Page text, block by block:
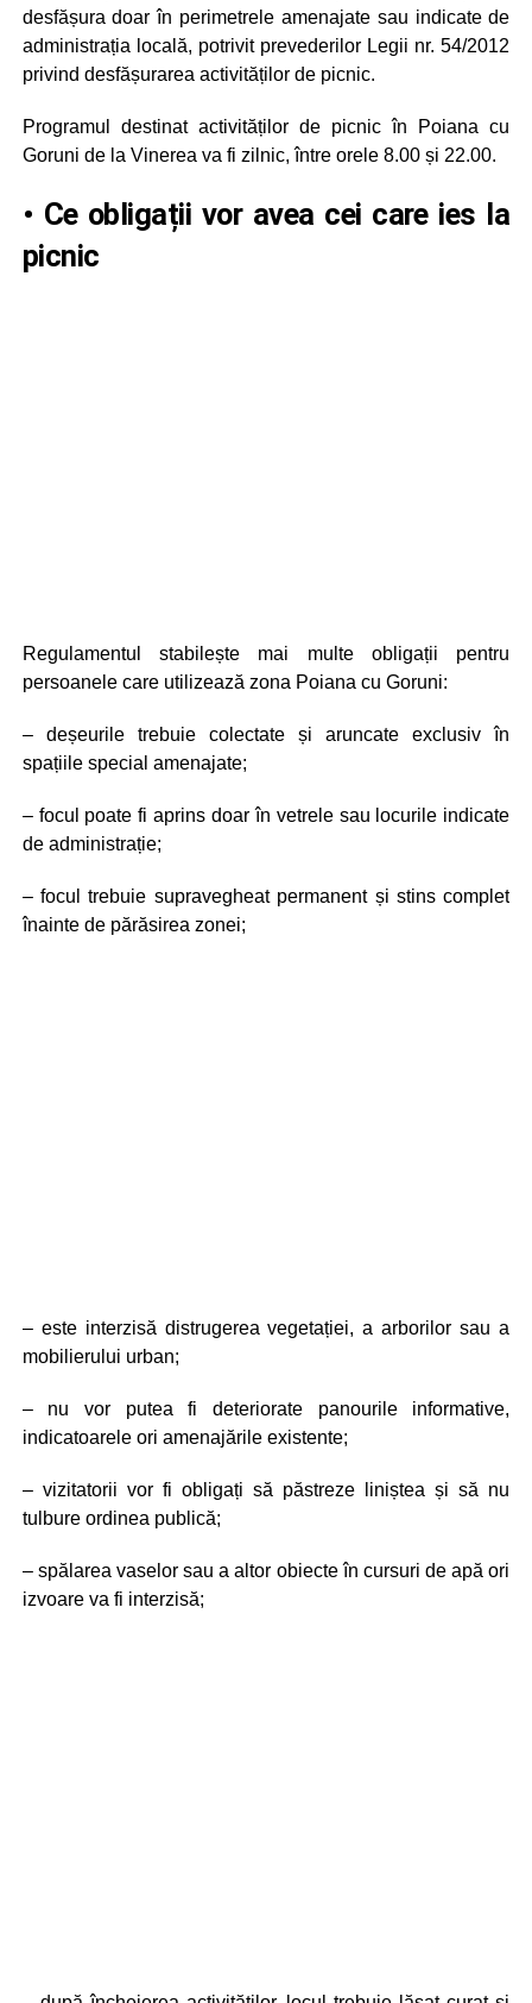
desfășura doar în perimetrele amenajate sau indicate de
administrația locală, potrivit prevederilor Legii nr. 54/2012
privind desfășurarea activităților de picnic.
Programul destinat activităților de picnic în Poiana cu
Goruni de la Vinerea va fi zilnic, între orele 8.00 și 22.00.
• Ce obligații vor avea cei care ies la
picnic
Regulamentul stabilește mai multe obligații pentru
persoanele care utilizează zona Poiana cu Goruni:
– deșeurile trebuie colectate și aruncate exclusiv în
spațiile special amenajate;
– focul poate fi aprins doar în vetrele sau locurile indicate
de administrație;
– focul trebuie supravegheat permanent și stins complet
înainte de părăsirea zonei;
– este interzisă distrugerea vegetației, a arborilor sau a
mobilierului urban;
– nu vor putea fi deteriorate panourile informative,
indicatoarele ori amenajările existente;
– vizitatorii vor fi obligați să păstreze liniștea și să nu
tulbure ordinea publică;
– spălarea vaselor sau a altor obiecte în cursuri de apă ori
izvoare va fi interzisă;